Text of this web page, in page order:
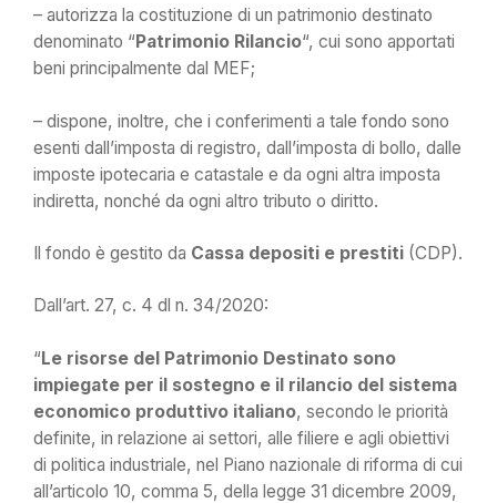
– autorizza la costituzione di un patrimonio destinato
denominato “Patrimonio Rilancio“, cui sono apportati
beni principalmente dal MEF;
– dispone, inoltre, che i conferimenti a tale fondo sono
esenti dall’imposta di registro, dall’imposta di bollo, dalle
imposte ipotecaria e catastale e da ogni altra imposta
indiretta, nonché da ogni altro tributo o diritto.
Il fondo è gestito da Cassa depositi e prestiti (CDP).
Dall’art. 27, c. 4 dl n. 34/2020:
“Le risorse del Patrimonio Destinato sono
impiegate per il sostegno e il rilancio del sistema
economico produttivo italiano, secondo le priorità
definite, in relazione ai settori, alle filiere e agli obiettivi
di politica industriale, nel Piano nazionale di riforma di cui
all’articolo 10, comma 5, della legge 31 dicembre 2009,